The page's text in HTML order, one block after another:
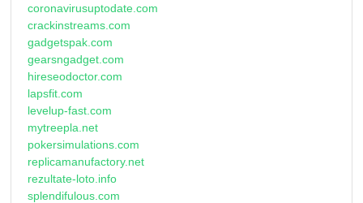
coronavirusuptodate.com
crackinstreams.com
gadgetspak.com
gearsngadget.com
hireseodoctor.com
lapsfit.com
levelup-fast.com
mytreepla.net
pokersimulations.com
replicamanufactory.net
rezultate-loto.info
splendifulous.com